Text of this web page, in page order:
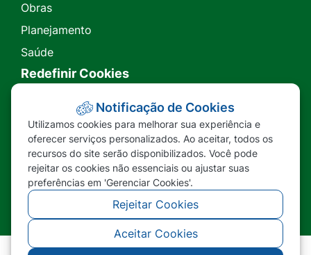
Obras
Planejamento
Saúde
Redefinir Cookies
Transparência
Ouvidoria
SIC
Notificação de Cookies
Utilizamos cookies para melhorar sua experiência e
oferecer serviços personalizados. Ao aceitar, todos os
recursos do site serão disponibilizados. Você pode
rejeitar os cookies não essenciais ou ajustar suas
preferências em 'Gerenciar Cookies'.
Rejeitar Cookies
Aceitar Cookies